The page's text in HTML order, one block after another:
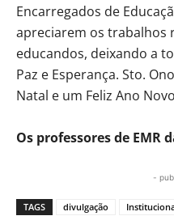
Encarregados de
apreciarem os trabalhos
educandos, deixando a
Paz e Esperança. Sto.
Natal e um Feliz Ano
Os professores de EMR
-
TAGS divulgação